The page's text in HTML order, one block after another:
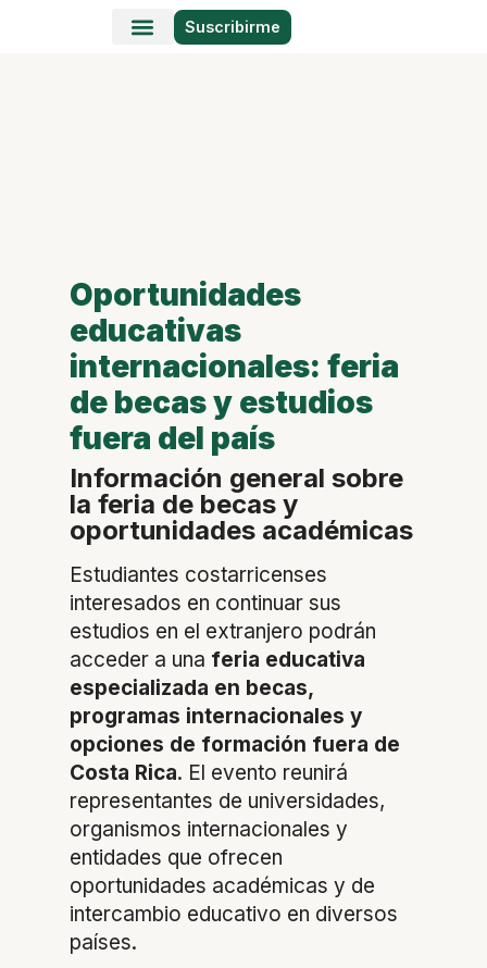
Suscribirme
Oportunidades
educativas
internacionales: feria
de becas y estudios
fuera del país
Información general sobre
la feria de becas y
oportunidades académicas
Estudiantes costarricenses
interesados en continuar sus
estudios en el extranjero podrán
acceder a una feria educativa
especializada en becas,
programas internacionales y
opciones de formación fuera de
Costa Rica. El evento reunirá
representantes de universidades,
organismos internacionales y
entidades que ofrecen
oportunidades académicas y de
intercambio educativo en diversos
países.